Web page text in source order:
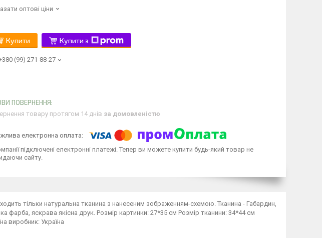
оптові ціни
Купити Купити з
(99) 271-88-27
товару протягом 14 днів за домовленістю
підключені електронні платежі. Тепер ви можете купити будь-який товар не
сайту.
тільки натуральна тканина з нанесеним зображенням-схемою. Тканина - Габардин,
фарба, яскрава якісна друк. Розмір картинки: 27*35 см Розмір тканини: 34*44 см
виробник: Україна